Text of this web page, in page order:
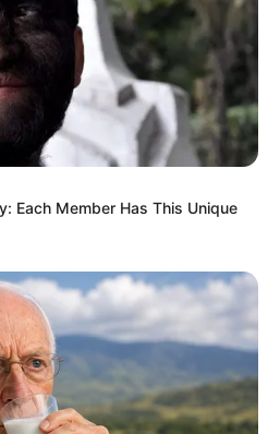
Malam
yang Bikin
Each Member Has This Unique